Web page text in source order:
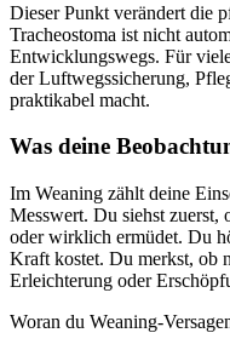
Dieser Punkt verändert die
Tracheostoma ist nicht
Entwicklungswegs. Für
der Luftwegssicherung,
praktikabel macht.
Was deine
Im Weaning zählt deine
Messwert. Du siehst zuerst,
oder wirklich ermüdet. Du
Kraft kostet. Du merkst, ob
Erleichterung oder
Woran du Weaning-